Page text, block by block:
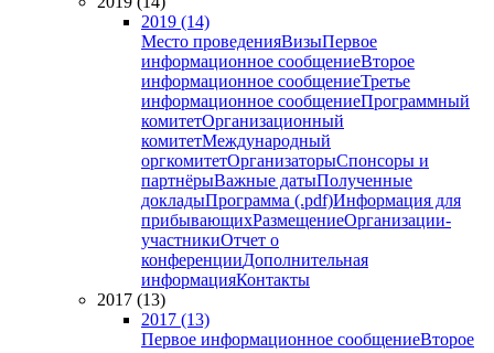
2019 (14)
Место проведенияВизыПервое
информационное сообщениеВторое
информационное сообщениеТретье
информационное сообщениеПрограммный
комитетОрганизационный
комитетМеждународный
оргкомитетОрганизаторыСпонсоры и
партнёрыВажные датыПолученные
докладыПрограмма (.pdf)Информация для
прибывающихРазмещениеОрганизации-
участникиОтчет о
конференцииДополнительная
информацияКонтакты
2017 (13)
2017 (13)
Первое информационное сообщениеВторое